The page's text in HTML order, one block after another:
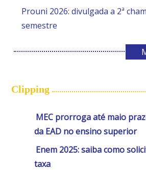
Prouni 2026: divulgada a 2ª
semestre
Clipping
MEC prorroga até maio
da EAD no ensino superior
Enem 2025: saiba como
taxa